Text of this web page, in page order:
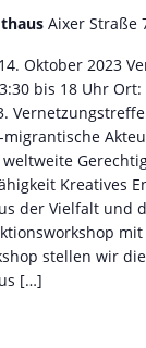
Aixer Straße
Oktober 2023
bis 18 Uhr
Kreatives
der Vielfalt und
stellen wir
[…]